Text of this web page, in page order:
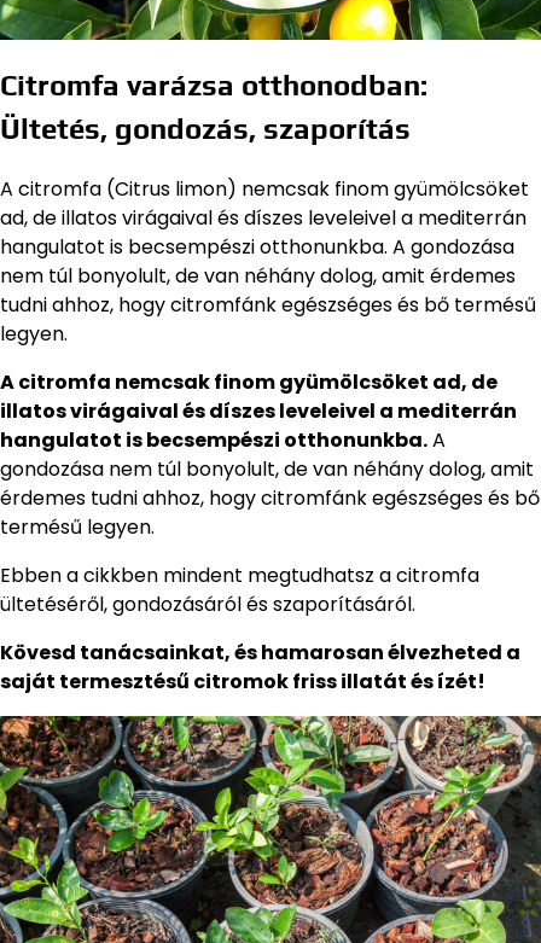
Citromfa varázsa otthonodban:
Ültetés, gondozás, szaporítás
A citromfa (Citrus limon) nemcsak finom gyümölcsöket
ad, de illatos virágaival és díszes leveleivel a mediterrán
hangulatot is becsempészi otthonunkba. A gondozása
nem túl bonyolult, de van néhány dolog, amit érdemes
tudni ahhoz, hogy citromfánk egészséges és bő termésű
legyen.
A citromfa nemcsak finom gyümölcsöket ad, de
illatos virágaival és díszes leveleivel a mediterrán
hangulatot is becsempészi otthonunkba.A
gondozása nem túl bonyolult, de van néhány dolog, amit
érdemes tudni ahhoz, hogy citromfánk egészséges és bő
termésű legyen.
Ebben a cikkben mindent megtudhatsz a citromfa
ültetéséről, gondozásáról és szaporításáról.
Kövesd tanácsainkat, és hamarosan élvezheted a
saját termesztésű citromok friss illatát és ízét!